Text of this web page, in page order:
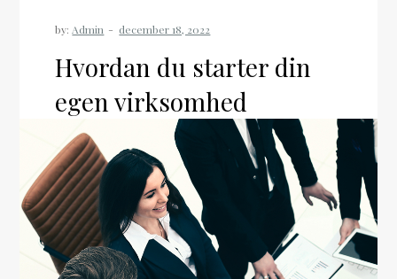
by: Admin
Hvordan du starter din
egen virksomhed